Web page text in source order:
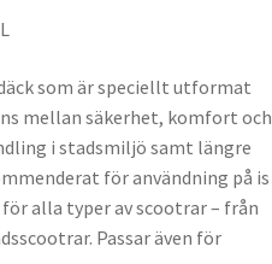
som är speciellt utformat
mellan säkerhet, komfort och
i stadsmiljö samt längre
för användning på is
för alla typer av scootrar – från
Passar även för